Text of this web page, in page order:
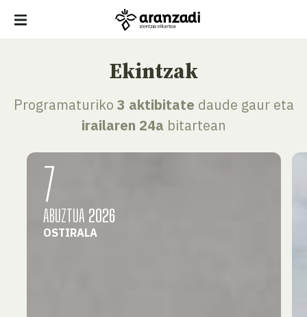
Ekintzak
Programaturiko 3 aktibitate daude gaur eta
irailaren 24a bitartean
7
ABUZTUA 2026
OSTIRALA